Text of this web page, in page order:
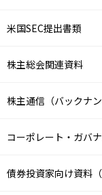
米国SEC提出書類
株主総会関連資料
株主通信（バックナン
コーポレート・ガバ
債券投資家向け資料